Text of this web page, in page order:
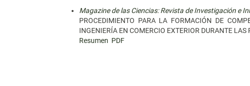
Magazine de las Ciencias: Revista de Investigación e
PROCEDIMIENTO PARA LA FORMACIÓN DE
INGENIERÍA EN COMERCIO EXTERIOR DURANTE LAS
Resumen PDF